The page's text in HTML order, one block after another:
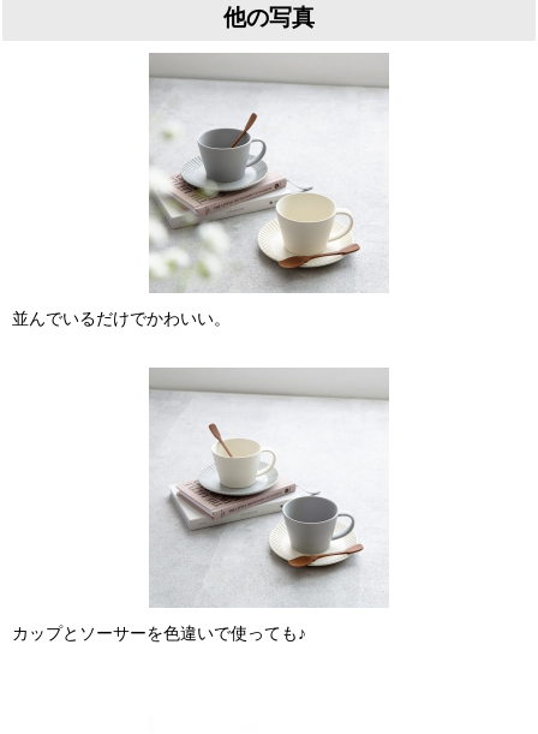
他の写真
並んでいるだけでかわいい。
カップとソーサーを色違いで使っても♪